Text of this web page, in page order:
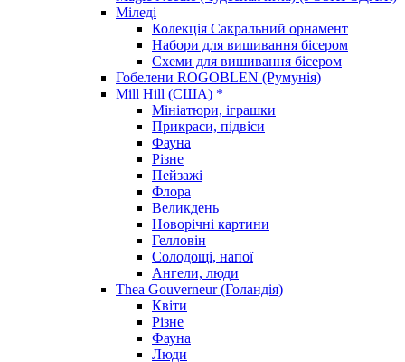
Міледі
Колекція Сакральний орнамент
Набори для вишивання бісером
Схеми для вишивання бісером
Гобелени ROGOBLEN (Румунія)
Mill Hill (США) *
Мініатюри, іграшки
Прикраси, підвіси
Фауна
Різне
Пейзажі
Флора
Великдень
Новорічні картини
Гелловін
Солодощі, напої
Ангели, люди
Thea Gouverneur (Голандія)
Квіти
Різне
Фауна
Люди